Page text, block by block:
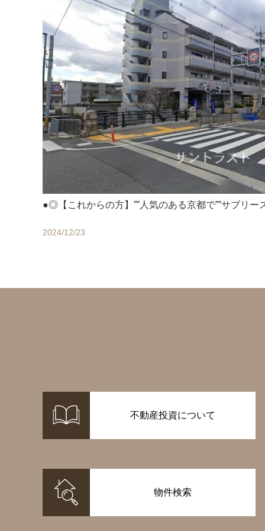
●◎【これからの方】””人気のある京都で””サブリー
2024/12/23
不動産投資について
物件検索